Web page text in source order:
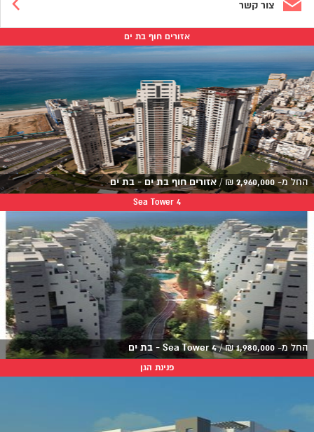
צור קשר
אזורים חוף בת ים
החל מ- 2,960,000
₪
/ אזורים חוף בת ים - בת ים
Sea Tower 4
החל מ- 1,980,000
₪
/Sea Tower 4 - בת ים
פנינת הגן